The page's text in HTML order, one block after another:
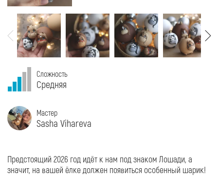
Сложность
Средняя
Мастер
Sasha Vihareva
Предстоящий 2026 год идёт к нам под знаком Лошади, а
значит, на вашей ёлке должен появиться особенный шарик!